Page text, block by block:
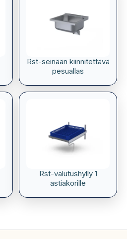
Rst-seinään kiinnitettävä
pesuallas
Rst-valutushylly 1
astiakorille